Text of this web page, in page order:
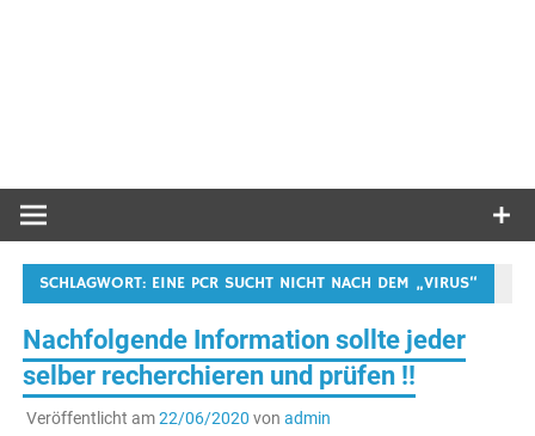
SCHLAGWORT: EINE PCR SUCHT NICHT NACH DEM „VIRUS“
Nachfolgende Information sollte jeder
selber recherchieren und prüfen !!
Veröffentlicht am22/06/2020 von admin